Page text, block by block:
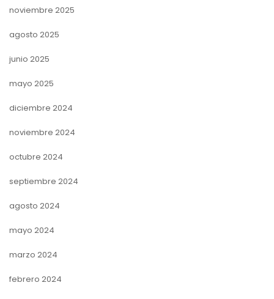
noviembre 2025
agosto 2025
junio 2025
mayo 2025
diciembre 2024
noviembre 2024
octubre 2024
septiembre 2024
agosto 2024
mayo 2024
marzo 2024
febrero 2024